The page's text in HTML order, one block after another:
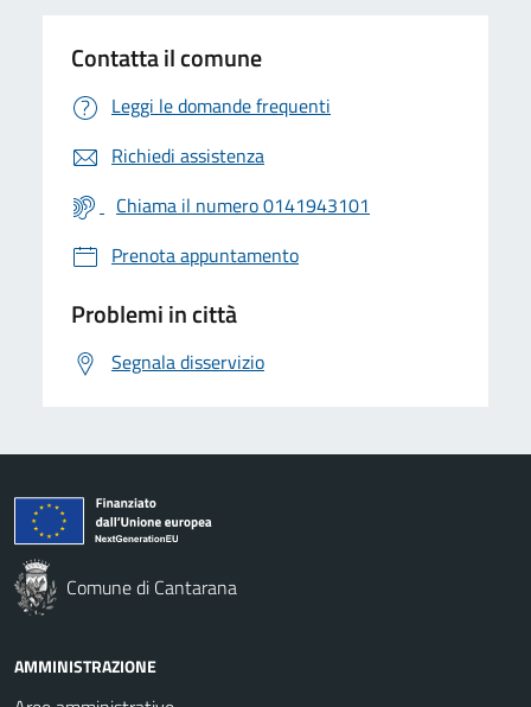
Contatta il comune
Leggi le domande frequenti
Richiedi assistenza
Chiama il numero 0141943101
Prenota appuntamento
Problemi in città
Segnala disservizio
Comune di Cantarana
AMMINISTRAZIONE